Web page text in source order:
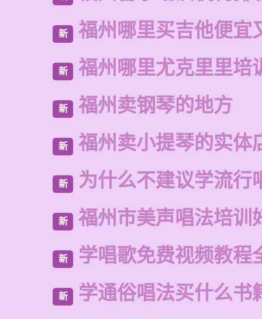
新 福州哪里买吉他便宜
新 福州哪里尤克里里培
新 福州卖钢琴的地方
新 福州卖小提琴的实体
新 为什么不建议学流行
新 福州市美声唱法培训
新 学唱歌免费视频教程
新 学通俗唱法买什么书